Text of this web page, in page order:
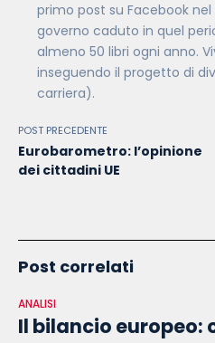
primo post su Facebook nel
governo caduto in quel
almeno 50 libri ogni anno.
inseguendo il progetto di
carriera).
POST PRECEDENTE
Eurobarometro: l’opinione
dei cittadini UE
Post correlati
ANALISI
Il bilancio europeo: